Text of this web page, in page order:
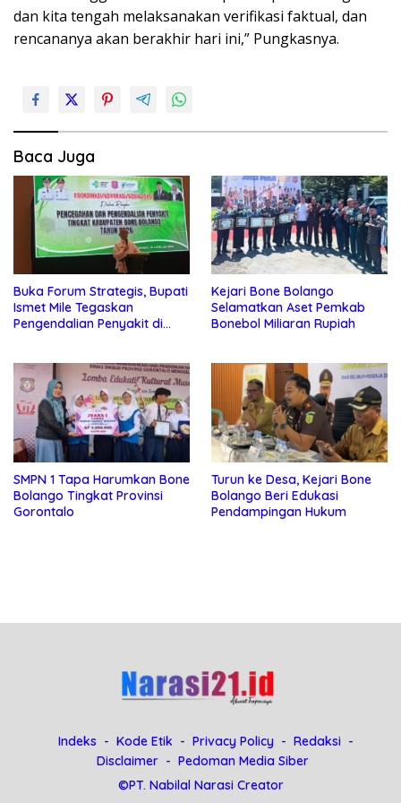
dan kita tengah melaksanakan verifikasi faktual, dan
rencananya akan berakhir hari ini,” Pungkasnya.
Baca Juga
Buka Forum Strategis, Bupati
Ismet Mile Tegaskan
Pengendalian Penyakit di
Kejari Bone Bolango
Selamatkan Aset Pemkab
Bonebol Miliaran Rupiah
SMPN 1 Tapa Harumkan Bone
Bolango Tingkat Provinsi
Gorontalo
Turun ke Desa, Kejari Bone
Bolango Beri Edukasi
Pendampingan Hukum
Indeks Kode Etik Privacy Policy
Redaksi
Disclaimer
Pedoman Media Siber
©PT. Nabilal Narasi Creator